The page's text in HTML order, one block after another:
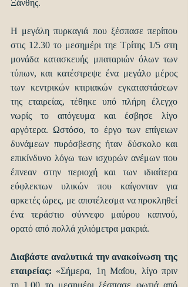
Ξάνθης.
Η μεγάλη πυρκαγιά που ξέσπασε περίπου
στις 12.30 το μεσημέρι τηε Τρίτης 1/5 στη
μονάδα κατασκευής μπαταριών όλων των
τύπων, και κατέστρεψε ένα μεγάλο μέρος
των κεντρικών κτιριακών εγκαταστάσεων
της εταιρείας, τέθηκε υπό πλήρη έλεγχο
νωρίς το απόγευμα και έσβησε λίγο
αργότερα. Ωστόσο, το έργο των επίγειων
δυνάμεων πυρόσβεσης ήταν δύσκολο και
επικίνδυνο λόγω των ισχυρών ανέμων που
έπνεαν στην περιοχή και των ιδιαίτερα
εύφλεκτων υλικών που καίγονταν για
αρκετές ώρες, με αποτέλεσμα να προκληθεί
ένα τεράστιο σύννεφο μαύρου καπνού,
ορατό από πολλά χιλιόμετρα μακριά.
Διαβάστε αναλυτικά την ανακοίνωση της
εταιρείας: «Σήμερα, 1η Μαΐου, λίγο πριν
τη 1.00 το μεσημέρι ξέσπασε φωτιά από